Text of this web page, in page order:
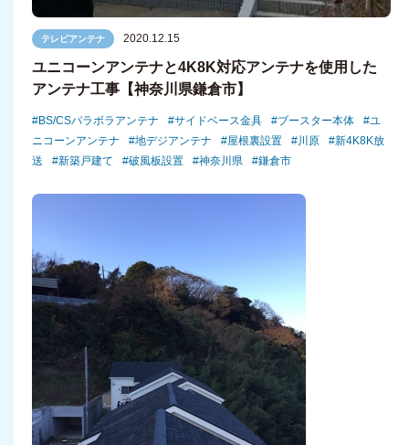
テレビアンテナ 2020.12.15
ユニコーンアンテナと4K8K対応アンテナを使用した
アンテナ工事【神奈川県鎌倉市】
BS/CSパラボラアンテナ サイドベース金具 ブースター本体
ユ
ニコーンアンテナ
地デジアンテナ 屋根裏設置 川原
新4K8K放
送
新築戸建て 破風板設置 神奈川県 鎌倉市